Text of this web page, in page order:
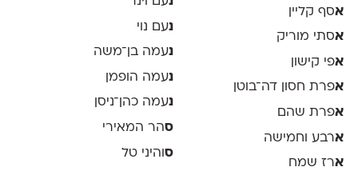
אסף קליין
אסתי מוריק
אפי קישון
אפרת חסון דה־בוטן
אפרת שהם
ארבע וחמישה
ארז שמח
נעם נוי
נעמה בן־משה
נעמה הופמן
נעמה כהן־ניסן
סהר המאירי
סוהיני טל